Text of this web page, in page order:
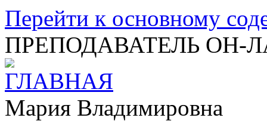
Перейти к основному
ПРЕПОДАВАТЕЛЬ ОН-
Мария Владимировна